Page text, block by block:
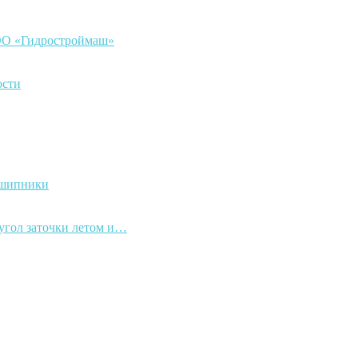
«Гидростроймаш»
заточки летом и…